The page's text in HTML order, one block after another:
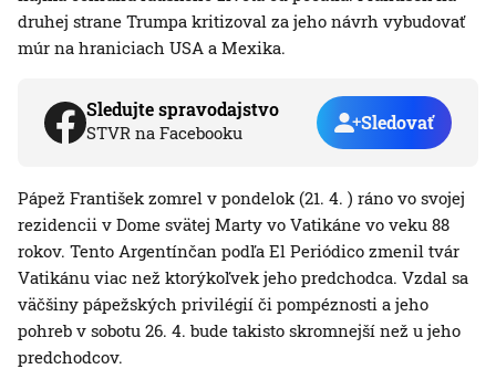
druhej strane Trumpa kritizoval za jeho návrh vybudovať
múr na hraniciach USA a Mexika.
Sledujte spravodajstvo
STVR na Facebooku Sledovať
Pápež František zomrel v pondelok (21. 4. ) ráno vo svojej
rezidencii v Dome svätej Marty vo Vatikáne vo veku 88
rokov. Tento Argentínčan podľa El Periódico zmenil tvár
Vatikánu viac než ktorýkoľvek jeho predchodca. Vzdal sa
väčšiny pápežských privilégií či pompéznosti a jeho
pohreb v sobotu 26. 4. bude takisto skromnejší než u jeho
predchodcov.